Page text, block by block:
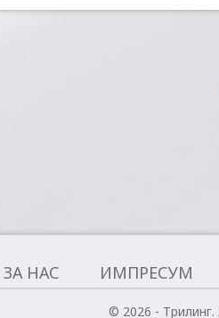
ЗА НАС ИМПРЕСУМ
© 2026 - Трилинг.